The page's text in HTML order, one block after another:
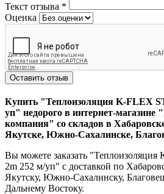
Текст отзыва *
Оценка
Оставить отзыв
Купить "Теплоизоляция K-FLEX
уп" недорого в интернет-магазине
компания" со складов в
Якутске, Южно-Сахалинске,
Вы можете заказать
2m 252 м/уп" с доставкой по
Якутску, Южно-Сахалинску,
Дальнему Востоку.